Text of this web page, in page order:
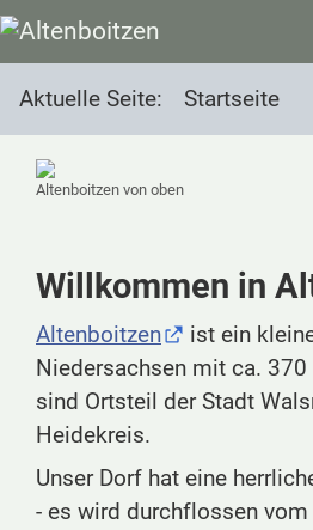
SKIP TO MAIN CONTENT
Aktuelle Seite: Startseite
Altenboitzen von oben
Willkommen in
Altenboitzen
ist ein
Niedersachsen mit ca. 370
sind Ortsteil der Stadt
Heidekreis.
Unser Dorf hat eine
- es wird durchflossen